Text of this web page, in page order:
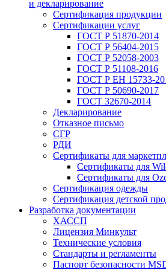
и декларирование
Сертификация продукции
Сертификации услуг
ГОСТ Р 51870-2014
ГОСТ Р 56404-2015
ГОСТ Р 52058-2003
ГОСТ Р 51108-2016
ГОСТ Р ЕН 15733-
ГОСТ Р 50690-2017
ГОСТ 32670-2014
Декларирование
Отказное письмо
СГР
РДИ
Сертификаты для
Сертификаты для
Сертификаты для
Сертификация одежды
Сертификация детской
Разработка документации
ХАССП
Лицензия Минкульт
Технические условия
Стандарты и регламенты
Паспорт безопасности